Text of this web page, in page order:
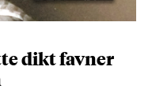
dikt favner